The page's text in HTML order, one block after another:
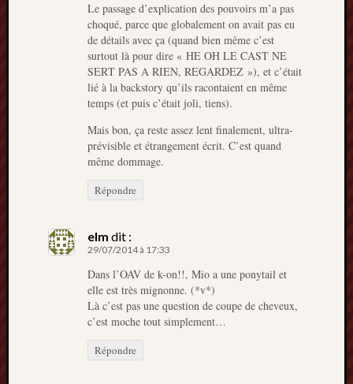
Le passage d’explication des pouvoirs m’a pas
choqué, parce que globalement on avait pas eu
de détails avec ça (quand bien même c’est
surtout là pour dire « HE OH LE CAST NE
SERT PAS A RIEN, REGARDEZ »), et c’était
lié à la backstory qu’ils racontaient en même
temps (et puis c’était joli, tiens).
Mais bon, ça reste assez lent finalement, ultra-
prévisible et étrangement écrit. C’est quand
même dommage.
Répondre
elm dit :
29/07/2014 à 17:33
Dans l’OAV de k-on!!, Mio a une ponytail et
elle est très mignonne. (*v*)
Là c’est pas une question de coupe de cheveux,
c’est moche tout simplement…
Répondre